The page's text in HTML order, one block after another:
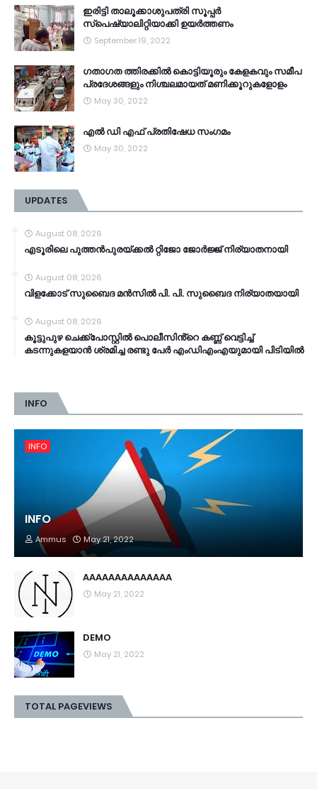
ഇരിട്ടി താലൂക്കാശുപത്രി സൂപ്പർ
സ്‌പെഷ്യാലിറ്റിയാക്കി ഉയർത്തണം
September 19, 2022
ഗതാഗത ത്തിരക്കിൽ കൊട്ടിയൂരും കേളകവും സമീപ
പ്രദേശങ്ങളും നിശ്ചലമായത് മണിക്കൂറുകളോളം
May 30, 2022
എൽ ഡി എഫ് പ്രതിഷേധ സംഗമം
May 30, 2022
UPDATES
August 08, 2026
എടൂരിലെ പുത്തൻപുരയ്ക്കൽ റ്റിജോ ജോർജ്ജ് നിര്യാതനായി
August 08, 2026
വിളക്കോട് സുബൈദ മൻസിൽ പി. പി. സുബൈദ നിര്യാതയായി
August 08, 2026
കൂട്ടുപുഴ ചെക്ക്പോസ്റ്റിൽ പൊലീസിൻ്റെ കണ്ണ് വെട്ടിച്ച്
കടന്നുകളയാൻ ശ്രമിച്ച രണ്ടു പേർ എംഡിഎംഎയുമായി പിടിയിൽ
INFO
INFO
INFO
Ammus May 21, 2022
AAAAAAAAAAAAAA
May 21, 2022
DEMO
May 21, 2022
TOTAL PAGEVIEWS